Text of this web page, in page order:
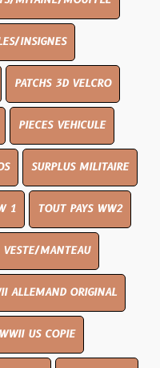
INSIGNES
PATCHS 3D VELCRO
PIECES VEHICULE
SURPLUS MILITAIRE
1 TOUT PAYS WW2
VESTE/MANTEAU
ALLEMAND ORIGINAL
WWII US COPIE